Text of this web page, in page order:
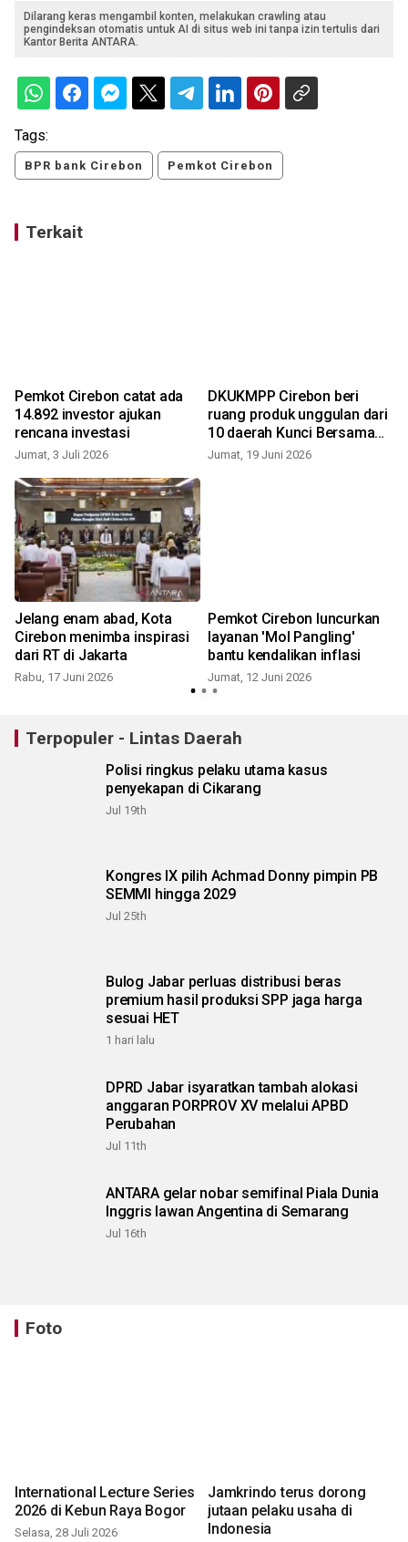
Dilarang keras mengambil konten, melakukan crawling atau
pengindeksan otomatis untuk AI di situs web ini tanpa izin tertulis dari
Kantor Berita ANTARA.
Tags:
BPR bank Cirebon Pemkot Cirebon
Terkait
Pemkot Cirebon catat ada
14.892 investor ajukan
rencana investasi
Jumat, 3 Juli 2026
DKUKMPP Cirebon beri
ruang produk unggulan dari
10 daerah Kunci Bersama
masuk Mal UKM
Jumat, 19 Juni 2026
Jelang enam abad, Kota
Cirebon menimba inspirasi
dari RT di Jakarta
Rabu, 17 Juni 2026
Pemkot Cirebon luncurkan
layanan 'Mol Pangling'
bantu kendalikan inflasi
Jumat, 12 Juni 2026
Terpopuler - Lintas Daerah
Polisi ringkus pelaku utama kasus
penyekapan di Cikarang
Jul 19th
Kongres IX pilih Achmad Donny pimpin PB
SEMMI hingga 2029
Jul 25th
Bulog Jabar perluas distribusi beras
premium hasil produksi SPP jaga harga
sesuai HET
1 hari lalu
DPRD Jabar isyaratkan tambah alokasi
anggaran PORPROV XV melalui APBD
Perubahan
Jul 11th
ANTARA gelar nobar semifinal Piala Dunia
Inggris lawan Angentina di Semarang
Jul 16th
Foto
International Lecture Series
2026 di Kebun Raya Bogor
Selasa, 28 Juli 2026
Jamkrindo terus dorong
jutaan pelaku usaha di
Indonesia